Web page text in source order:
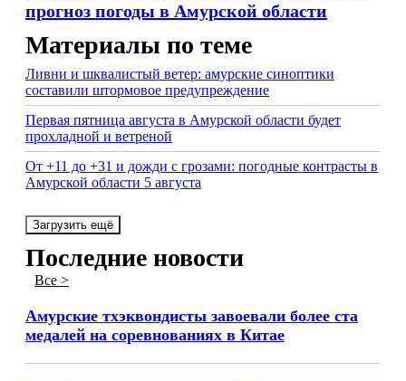
прогноз погоды в Амурской области
Материалы по теме
Ливни и шквалистый ветер: амурские синоптики
составили штормовое предупреждение
Первая пятница августа в Амурской области будет
прохладной и ветреной
От +11 до +31 и дожди с грозами: погодные контрасты в
Амурской области 5 августа
Загрузить ещё
Последние новости
Все >
Амурские тхэквондисты завоевали более ста
медалей на соревнованиях в Китае